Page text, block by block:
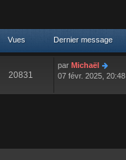
Vues Dernier message
20831
par Michaël
07 févr. 2025, 20:48